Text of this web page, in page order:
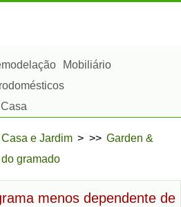
Mobiliário
Passatempos
Casa e Jardim > >> Garden &
gramado
menos dependente de